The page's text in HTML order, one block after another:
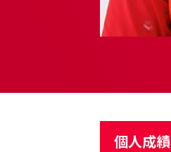
個人成績